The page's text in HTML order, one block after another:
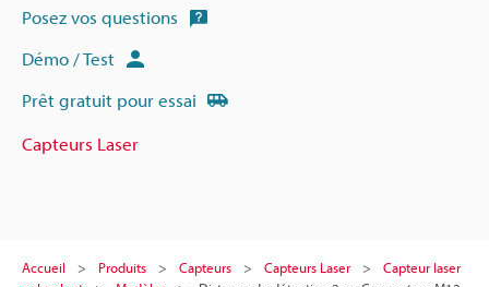
Posez vos questions
Démo / Test
Prêt gratuit pour essai
Capteurs Laser
Accueil Produits Capteurs Capteurs Laser
Capteur laser